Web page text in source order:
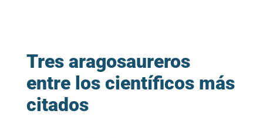
Tres aragosaureros
entre los científicos más
citados